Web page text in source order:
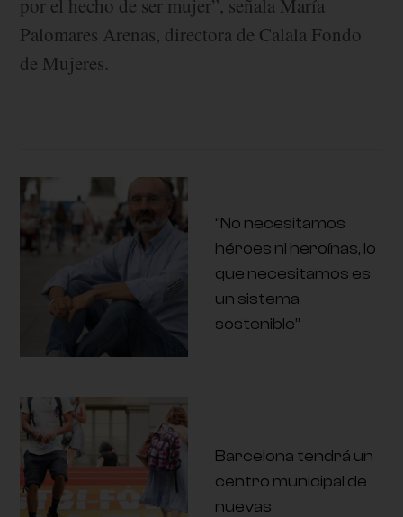
por el hecho de ser mujer”, señala María
Palomares Arenas, directora de Calala Fondo
de Mujeres.
“No necesitamos
héroes ni heroínas, lo
que necesitamos es
un sistema
sostenible”
Barcelona tendrá un
centro municipal de
nuevas